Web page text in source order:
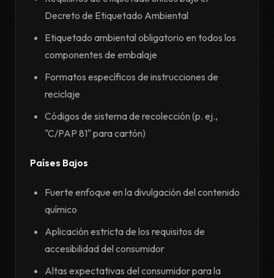
Decreto de Etiquetado Ambiental
Etiquetado ambiental obligatorio en todos los
componentes de embalaje
Formatos específicos de instrucciones de
reciclaje
Códigos de sistema de recolección (p. ej.,
"C/PAP 81" para cartón)
Países Bajos
Fuerte enfoque en la divulgación del contenido
químico
Aplicación estricta de los requisitos de
accesibilidad del consumidor
Altas expectativas del consumidor para la